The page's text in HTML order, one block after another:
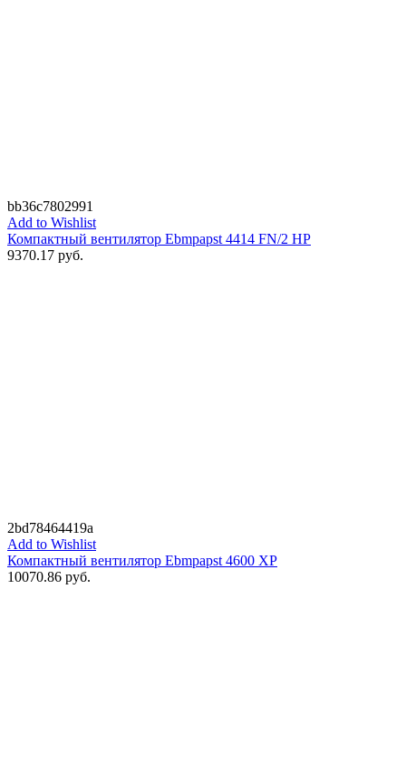
bb36c7802991
Add to Wishlist
Компактный вентилятор Ebmpapst 4414 FN/2 HP
9370.17 руб.
2bd78464419a
Add to Wishlist
Компактный вентилятор Ebmpapst 4600 XP
10070.86 руб.